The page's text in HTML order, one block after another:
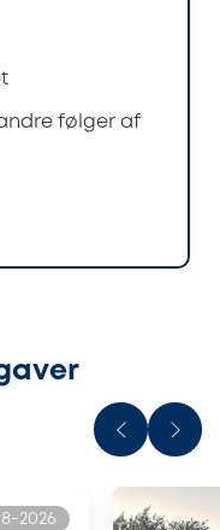
følger af
2026